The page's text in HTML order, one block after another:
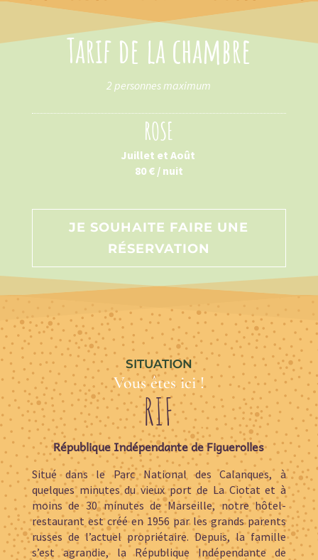
Tarif de la chambre
2 personnes maximum
ROSE
Juillet et Août
80 € / nuit
JE SOUHAITE FAIRE UNE
RÉSERVATION
SITUATION
Vous êtes ici !
RIF
République Indépendante de Figuerolles
Situé dans le Parc National des Calanques, à
quelques minutes du vieux port de La Ciotat et à
moins de 30 minutes de Marseille, notre hôtel-
restaurant est créé en 1956 par les grands parents
russes de l’actuel propriétaire. Depuis, la famille
s’est agrandie, la République Indépendante de